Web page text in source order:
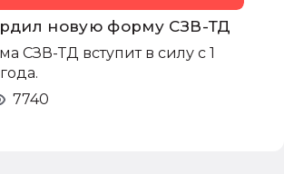
новую форму СЗВ-ТД
СЗВ-ТД вступит в силу с 1
7740